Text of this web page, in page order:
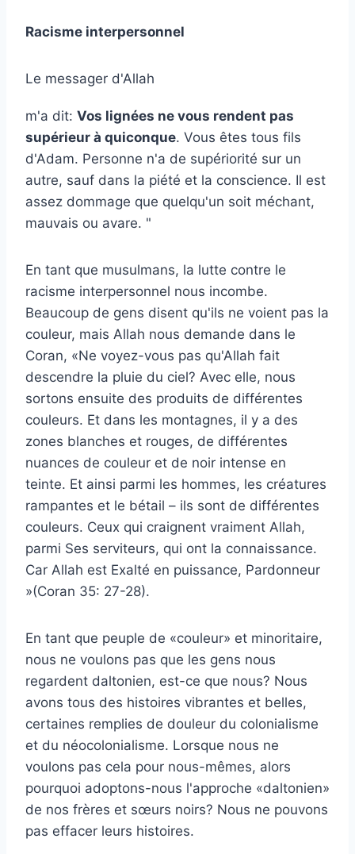
Racisme interpersonnel
Le messager d'Allah
m'a dit: Vos lignées ne vous rendent pas
supérieur à quiconque. Vous êtes tous fils
d'Adam. Personne n'a de supériorité sur un
autre, sauf dans la piété et la conscience. Il est
assez dommage que quelqu'un soit méchant,
mauvais ou avare. "
En tant que musulmans, la lutte contre le
racisme interpersonnel nous incombe.
Beaucoup de gens disent qu'ils ne voient pas la
couleur, mais Allah nous demande dans le
Coran, «Ne voyez-vous pas qu'Allah fait
descendre la pluie du ciel? Avec elle, nous
sortons ensuite des produits de différentes
couleurs. Et dans les montagnes, il y a des
zones blanches et rouges, de différentes
nuances de couleur et de noir intense en
teinte. Et ainsi parmi les hommes, les créatures
rampantes et le bétail – ils sont de différentes
couleurs. Ceux qui craignent vraiment Allah,
parmi Ses serviteurs, qui ont la connaissance.
Car Allah est Exalté en puissance, Pardonneur
»(Coran 35: 27-28).
En tant que peuple de «couleur» et minoritaire,
nous ne voulons pas que les gens nous
regardent daltonien, est-ce que nous? Nous
avons tous des histoires vibrantes et belles,
certaines remplies de douleur du colonialisme
et du néocolonialisme. Lorsque nous ne
voulons pas cela pour nous-mêmes, alors
pourquoi adoptons-nous l'approche «daltonien»
de nos frères et sœurs noirs? Nous ne pouvons
pas effacer leurs histoires.